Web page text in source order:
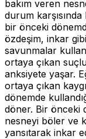
bakım veren
durum
bir önceki
özdeşim, inkar
savunmalar
ortaya çıkan
anksiyete yaşar.
ortaya çıkan
dönemde
döner. Bir önceki
nesneyi böler ve
yansıtarak inkar